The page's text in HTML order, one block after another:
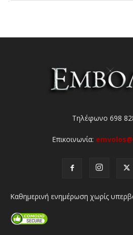
Τηλέφωνο 698
Επικοινωνία:
Καθημερινή ενημέρωση χωρίς